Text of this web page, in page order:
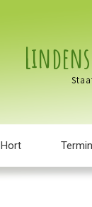
Hort